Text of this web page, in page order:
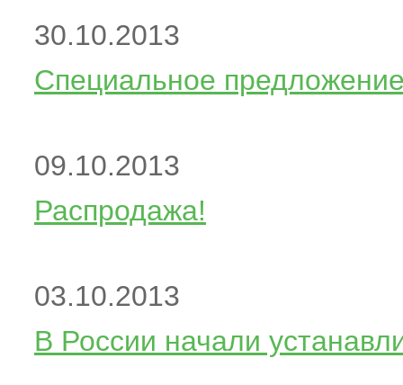
30.10.2013
Специальное
09.10.2013
Распродажа!
03.10.2013
В России начали